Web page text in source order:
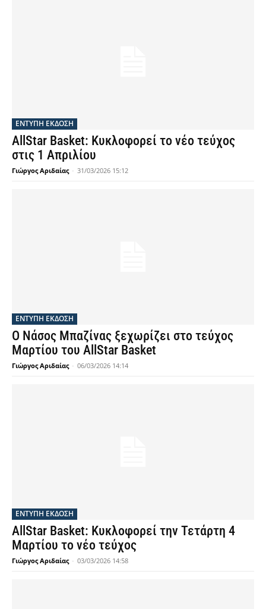
ΕΝΤΥΠΗ ΕΚΔΟΣΗ
AllStar Basket: Κυκλοφορεί το νέο τεύχος
στις 1 Απριλίου
Γιώργος Αριδαίας - 31/03/2026 15:12
ΕΝΤΥΠΗ ΕΚΔΟΣΗ
Ο Νάσος Μπαζίνας ξεχωρίζει στο τεύχος
Μαρτίου του AllStar Basket
Γιώργος Αριδαίας - 06/03/2026 14:14
ΕΝΤΥΠΗ ΕΚΔΟΣΗ
AllStar Basket: Κυκλοφορεί την Τετάρτη 4
Μαρτίου το νέο τεύχος
Γιώργος Αριδαίας - 03/03/2026 14:58